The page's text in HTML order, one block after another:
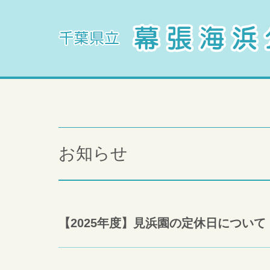
お知らせ
【2025年度】見浜園の定休日について